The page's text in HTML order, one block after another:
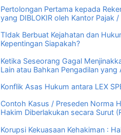
Pertolongan Pertama kepada
yang DIBLOKIR oleh Kantor Pajak /
TIdak Berbuat Kejahatan dan
Kepentingan Siapakah?
Ketika Seseorang Gagal
Lain atau Bahkan Pengadilan yang
Konflik Asas Hukum antara LEX
Contoh Kasus / Preseden Norma
Hakim Diberlakukan secara Surut
Korupsi Kekuasaan Kehakiman :